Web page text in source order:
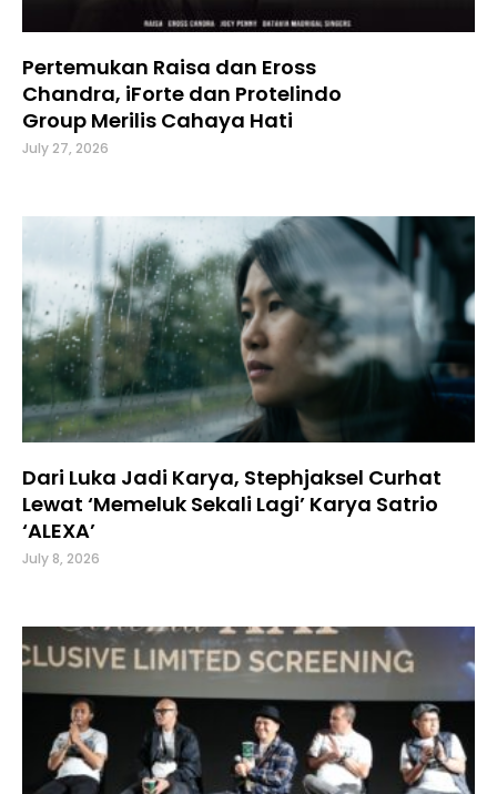
Pertemukan Raisa dan Eross
Chandra, iForte dan Protelindo
Group Merilis Cahaya Hati
July 27, 2026
Dari Luka Jadi Karya, Stephjaksel Curhat
Lewat ‘Memeluk Sekali Lagi’ Karya Satrio
‘ALEXA’
July 8, 2026